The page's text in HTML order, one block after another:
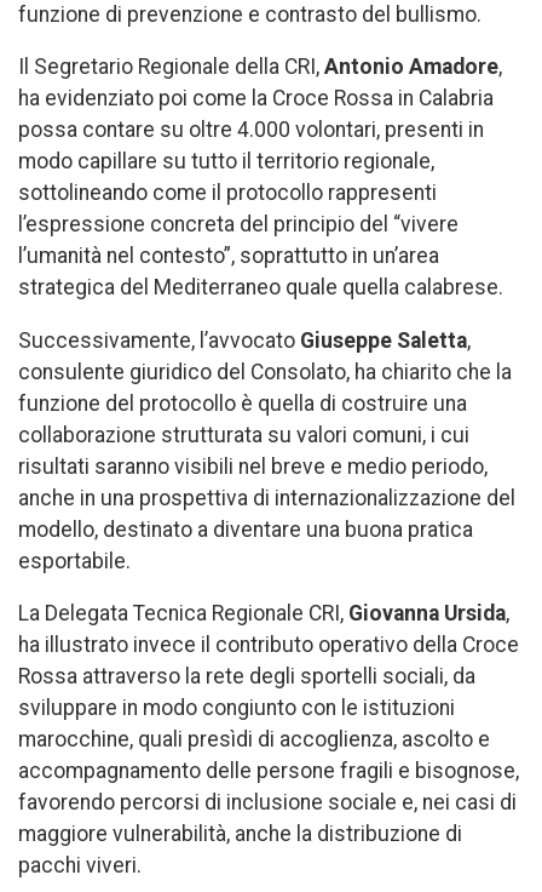
funzione di prevenzione e contrasto del bullismo.
Il Segretario Regionale della CRI, Antonio Amadore,
ha evidenziato poi come la Croce Rossa in Calabria
possa contare su oltre 4.000 volontari, presenti in
modo capillare su tutto il territorio regionale,
sottolineando come il protocollo rappresenti
l’espressione concreta del principio del “vivere
l’umanità nel contesto”, soprattutto in un’area
strategica del Mediterraneo quale quella calabrese.
Successivamente, l’avvocato Giuseppe Saletta,
consulente giuridico del Consolato, ha chiarito che la
funzione del protocollo è quella di costruire una
collaborazione strutturata su valori comuni, i cui
risultati saranno visibili nel breve e medio periodo,
anche in una prospettiva di internazionalizzazione del
modello, destinato a diventare una buona pratica
esportabile.
La Delegata Tecnica Regionale CRI, Giovanna Ursida,
ha illustrato invece il contributo operativo della Croce
Rossa attraverso la rete degli sportelli sociali, da
sviluppare in modo congiunto con le istituzioni
marocchine, quali presìdi di accoglienza, ascolto e
accompagnamento delle persone fragili e bisognose,
favorendo percorsi di inclusione sociale e, nei casi di
maggiore vulnerabilità, anche la distribuzione di
pacchi viveri.